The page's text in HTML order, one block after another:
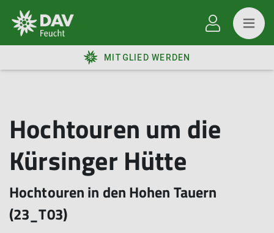
MITGLIED WERDEN
Hochtouren um die
Kürsinger Hütte
Hochtouren in den Hohen Tauern
(23_T03)